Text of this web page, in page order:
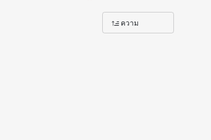
ด Ranger Wildtrak 4x4 AT ราคาอยู่ที่
ขายในเดอะ Khon Kaen กับราคา
ารราคา
หมดรวมทั้งหมด 2 รถมือสองที่มีขายใน
ความ